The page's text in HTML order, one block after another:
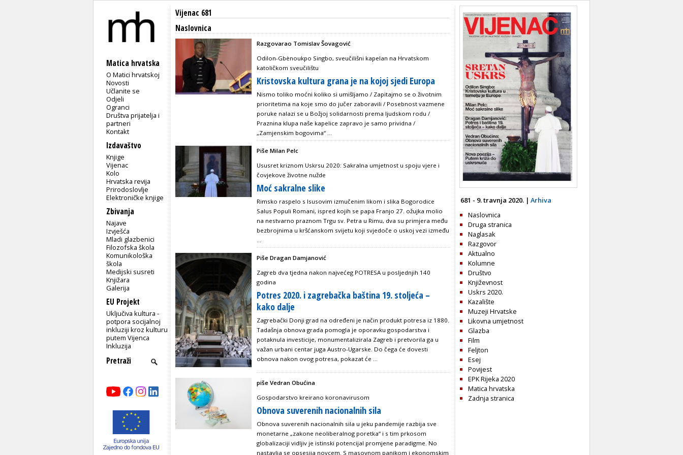
Matica hrvatska
O Matici hrvatskoj
Novosti
Učlanite se
Odjeli
Ogranci
Društva prijatelja i
partneri
Kontakt
Izdavaštvo
Knjige
Vijenac
Kolo
Hrvatska revija
Prirodoslovlje
Elektroničke knjige
Zbivanja
Najave
Izvješća
Mladi glazbenici
Filozofska škola
Komunikološka
škola
Medijski susreti
Knjižara
Galerija
EU Projekt
Uključiva kultura -
potpora socijalnoj
inkluziji kroz kulturu
putem Vijenca
Inkluzija
Vijenac 681
Naslovnica
Razgovarao Tomislav Šovagović
Odilon-Gbènoukpo Singbo, sveučilišni kapelan na Hrvatskom
katoličkom sveučilištu
Kristovska kultura grana je na kojoj sjedi Europa
Nismo toliko moćni koliko si umišljamo / Zapitajmo se o životnim
prioritetima na koje smo do jučer zaboravili / Posebnost vazmene
poruke nalazi se u Božjoj solidarnosti prema ljudskom rodu /
Praznina klupa naše kapelice zapravo je samo prividna /
„Zamjenskim bogovima“ ...
Piše Milan Pelc
Ususret kriznom Uskrsu 2020: Sakralna umjetnost u spoju vjere i
čovjekove životne nužde
Moć sakralne slike
Rimsko raspelo s Isusovim izmučenim likom i slika Bogorodice
Salus Populi Romani, ispred kojih se papa Franjo 27. ožujka molio
na nestvarno praznom Trgu sv. Petra u Rimu, dva su primjera među
bezbrojnima u kršćanskom svijetu koji svjedoče o uskoj vezi između
...
Piše Dragan Damjanović
Zagreb dva tjedna nakon najvećeg POTRESA u posljednjih 140
godina
Potres 2020. i zagrebačka baština 19. stoljeća –
kako dalje
Zagrebački Donji grad na određeni je način produkt potresa iz 1880.
Tadašnja obnova grada pomogla je oporavku gospodarstva i
potaknula investicije, monumentalizirala Zagreb i pretvorila ga u
važan urbani centar juga Austro-Ugarske. Do čega će dovesti
obnova nakon ovog potresa, pokazat će ...
piše Vedran Obućina
Gospodarstvo kreirano koronavirusom
Obnova suverenih nacionalnih sila
Obnova suverenih nacionalnih sila u jeku pandemije razbija sve
monetarne „zakone neoliberalnog poretka“ i s tim prkosom
globalizaciji vidljiv je istinski potencijal promjene paradigme. No
nastavlja se opsesija novcem. S masovnom panikom i ekonomskim
681 - 9. travnja 2020. | Arhiva
Naslovnica
Druga stranica
Naglasak
Razgovor
Aktualno
Kolumne
Društvo
Književnost
Uskrs 2020.
Kazalište
Muzeji Hrvatske
Likovna umjetnost
Glazba
Film
Feljton
Esej
Povijest
EPK Rijeka 2020
Matica hrvatska
Zadnja stranica